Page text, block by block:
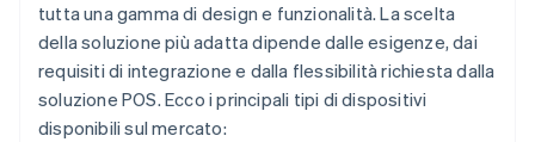
tutta una gamma di design e funzionalità. La scelta
della soluzione più adatta dipende dalle esigenze, dai
requisiti di integrazione e dalla flessibilità richiesta dalla
soluzione POS. Ecco i principali tipi di dispositivi
disponibili sul mercato: